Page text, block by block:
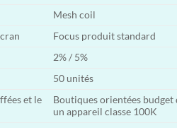
Mesh coil
Focus produit standard
2% / 5%
50 unités
et le
Boutiques orientées
un appareil classe 100K